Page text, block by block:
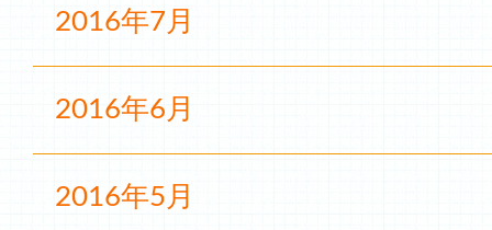
2016年7月
2016年6月
2016年5月